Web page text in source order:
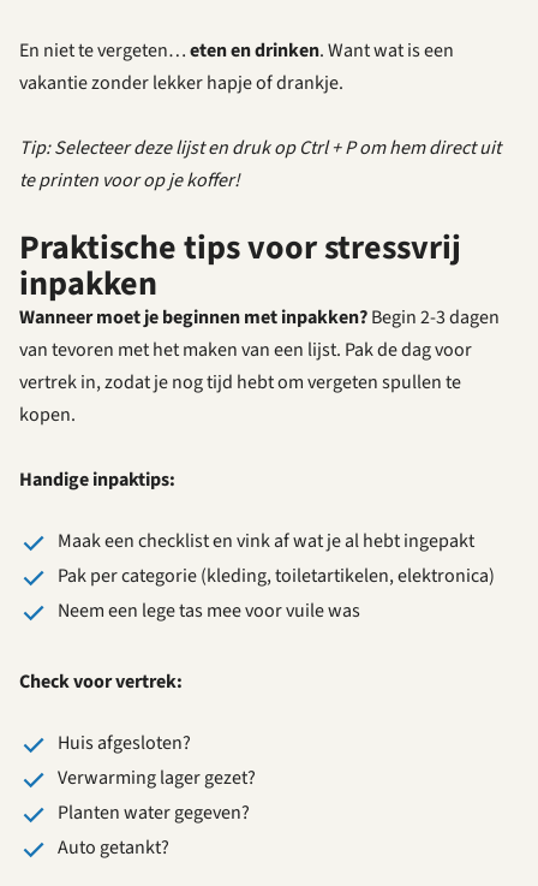
En niet te vergeten…eten en drinken. Want wat is een
vakantie zonder lekker hapje of drankje.
Tip: Selecteer deze lijst en druk op Ctrl + P om hem direct uit
te printen voor op je koffer!
Praktische tips voor stressvrij
inpakken
Wanneer moet je beginnen met inpakken?Begin 2-3 dagen
van tevoren met het maken van een lijst. Pak de dag voor
vertrek in, zodat je nog tijd hebt om vergeten spullen te
kopen.
Handige inpaktips:
Maak een checklist en vink af wat je al hebt ingepakt
Pak per categorie (kleding, toiletartikelen, elektronica)
Neem een lege tas mee voor vuile was
Check voor vertrek:
Huis afgesloten?
Verwarming lager gezet?
Planten water gegeven?
Auto getankt?